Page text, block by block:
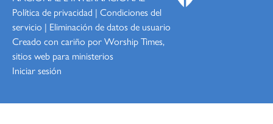
Política de privacidad | Condiciones del
servicio | Eliminación de datos de usuario
Creado con cariño por WorshipTimes,
sitios web para ministerios
Iniciar sesión